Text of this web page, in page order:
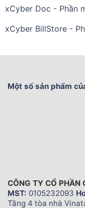
xCyber Doc - Phần
xCyber BillStore -
Một số sản phẩm
CÔNG TY CỔ PHẦN
MST: 0105232093
Tầng 4 tòa nhà